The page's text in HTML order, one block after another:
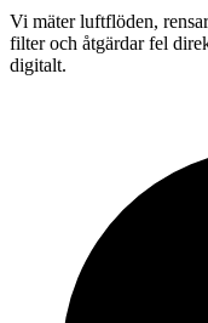
Vi mäter luftflöden,
filter och åtgärdar fel
digitalt.